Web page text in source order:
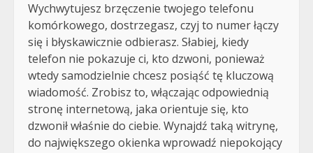
Wychwytujesz brzęczenie twojego telefonu
komórkowego, dostrzegasz, czyj to numer łączy
się i błyskawicznie odbierasz. Słabiej, kiedy
telefon nie pokazuje ci, kto dzwoni, ponieważ
wtedy samodzielnie chcesz posiąść tę kluczową
wiadomość. Zrobisz to, włączając odpowiednią
stronę internetową, jaka orientuje się, kto
dzwonił właśnie do ciebie. Wynajdź taką witrynę,
do największego okienka wprowadź niepokojący